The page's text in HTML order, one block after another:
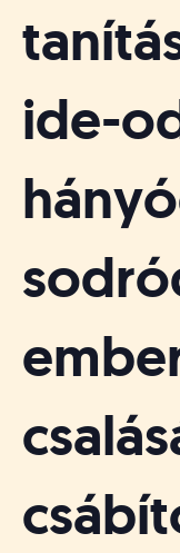
ide-